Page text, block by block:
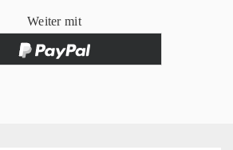
Weiter mit